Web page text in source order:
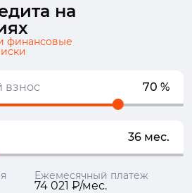
на
финансовые
взнос 70 %
36 мес.
Ежемесячный платеж
74 021 ₽/мес.